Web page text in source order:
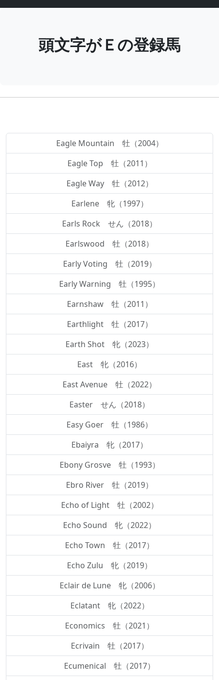
頭文字がＥの登録馬
Eagle Mountain 牡（2004）
Eagle Top 牡（2011）
Eagle Way 牡（2012）
Earlene 牝（1997）
Earls Rock せん（2018）
Earlswood 牡（2018）
Early Voting 牡（2019）
Early Warning 牡（1995）
Earnshaw 牡（2011）
Earthlight 牡（2017）
Earth Shot 牝（2023）
East 牝（2016）
East Avenue 牡（2022）
Easter せん（2018）
Easy Goer 牡（1986）
Ebaiyra 牝（2017）
Ebony Grosve 牡（1993）
Ebro River 牡（2019）
Echo of Light 牡（2002）
Echo Sound 牝（2022）
Echo Town 牡（2017）
Echo Zulu 牝（2019）
Eclair de Lune 牝（2006）
Eclatant 牝（2022）
Economics 牡（2021）
Ecrivain 牡（2017）
Ecumenical 牡（2017）